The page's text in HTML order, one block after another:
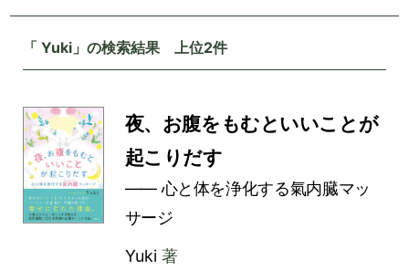
「 Yuki」の検索結果 上位2件
夜、お腹をもむといいことが
起こりだす
―― 心と体を浄化する氣内臓マッ
サージ
Yuki 著